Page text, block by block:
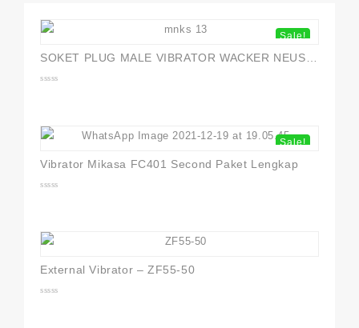
Sale!
SOKET PLUG MALE VIBRATOR WACKER NEUSON
Sale!
Vibrator Mikasa FC401 Second Paket Lengkap
External Vibrator – ZF55-50